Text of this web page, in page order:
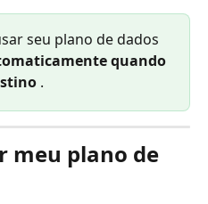
seu plano de dados
quando
.
meu plano de